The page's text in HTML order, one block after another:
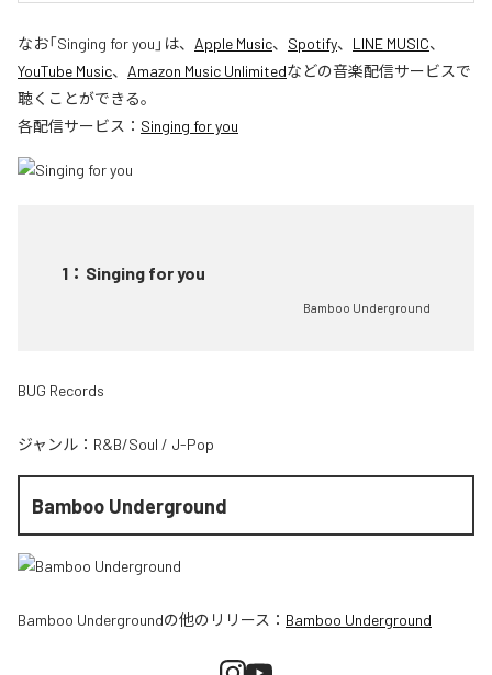
なお「Singing for you 」は、 Apple Music、 Spotify、 LINE MUSIC、
YouTube Music、 Amazon Music Unlimitedなどの音楽配信サービスで
聴くことができる。
各配信サービス： Singing for you
1 ： Singing for you
Bamboo Underground
BUG Records
ジャンル： R&B/Soul / J-Pop
Bamboo Underground
Bamboo Undergroundの他のリリース： Bamboo Underground